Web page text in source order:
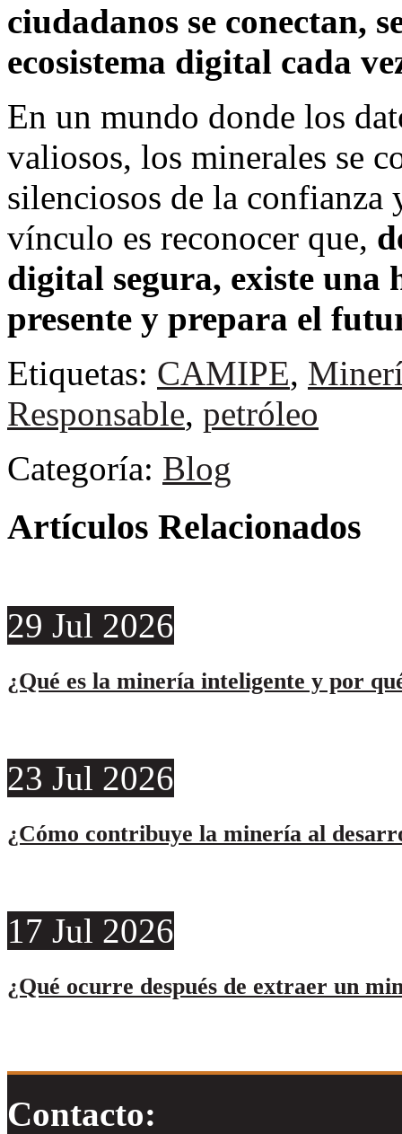
ciudadanos se conectan,
ecosistema digital cada
En un mundo donde los
valiosos, los minerales se
silenciosos de la confianza
vínculo es reconocer que,
digital segura, existe una
presente y prepara el
Etiquetas: CAMIPE,
Responsable, petróleo
Categoría: Blog
Artículos Relacionados
29 Jul 2026
¿Qué es la minería inteligente y por
23 Jul 2026
¿Cómo contribuye la minería al
17 Jul 2026
¿Qué ocurre después de extraer un
Contacto: